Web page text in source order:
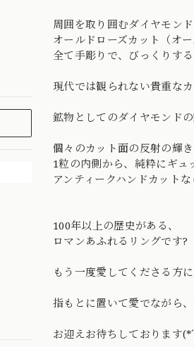
周囲を取り囲むダイヤモンド
オールドローズカット（オ
全て手彫りで、びっくりす
現代では観られない貴重なカ
鉱物としてのダイヤモンド
個々のカット面の反射の輝き
1粒の内側から、純粋にギュ
アンティークハンドカット
100年以上の歴史がある、
ロマンあふれるリングです?
もう一度愛してくださる方
指もとに置いて愛でながら
お迎えお待ちしております